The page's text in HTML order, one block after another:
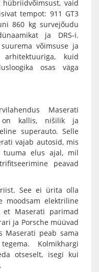
vaid
tempot: 911 GT3
860 kg survejõudu
ja DRS-i.
võimsuse ja
arhitektuuriga, kuid
osas väga
Maserati
on kallis, nišilik ja
superauto. Selle
vajab autosid, mis
tuuma elus ajal, mil
peavad
See ei ürita olla
moodsam elektriline
et Maserati parimad
ja Porsche müüvad
Maserati peab sama
Kolmikhargi
otseselt, isegi kui